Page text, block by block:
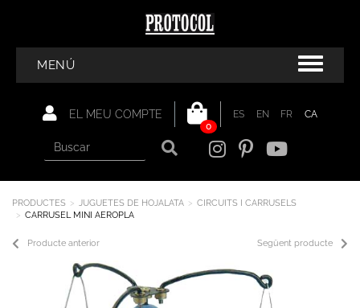
MENÚ
ES EN FR
CA
0
EL MEU COMPTE
PRODUCTES JUGUETES DE HOJALATA
CIRCUITS I CARRUSELS
CARRUSEL MINI AEROPLA
Següent producte
Producte anterior